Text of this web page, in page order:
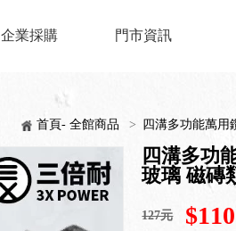
企業採購 門市資訊
首頁- 全館商品 > 四溝多功能萬用
四溝多功
玻璃 磁磚
127元 $110